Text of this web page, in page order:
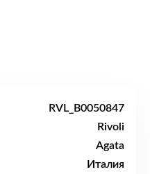
RVL_B0050847
Rivoli
Agata
Италия